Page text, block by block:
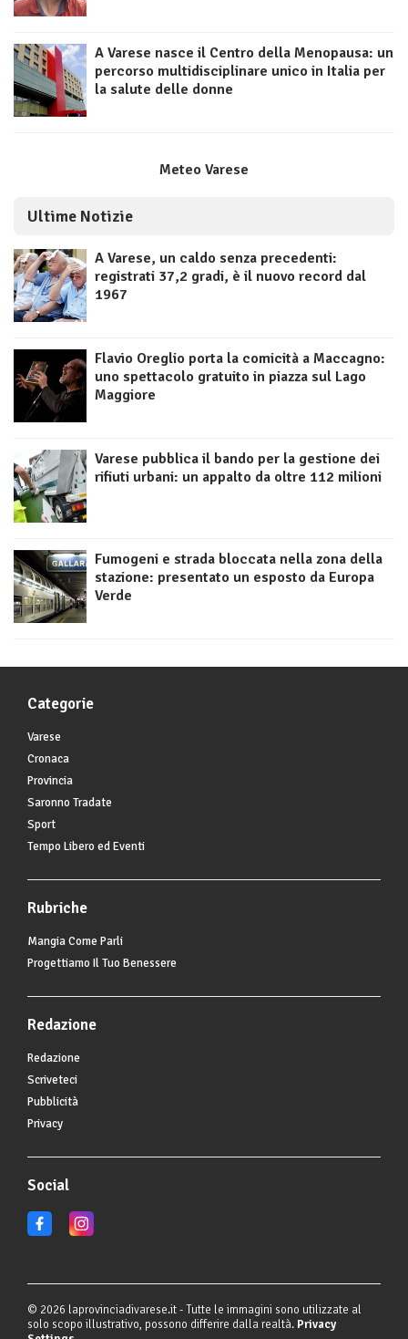
A Varese nasce il Centro della Menopausa: un
percorso multidisciplinare unico in Italia per
la salute delle donne
Meteo Varese
Ultime Notizie
A Varese, un caldo senza precedenti:
registrati 37,2 gradi, è il nuovo record dal
1967
Flavio Oreglio porta la comicità a Maccagno:
uno spettacolo gratuito in piazza sul Lago
Maggiore
Varese pubblica il bando per la gestione dei
rifiuti urbani: un appalto da oltre 112 milioni
Fumogeni e strada bloccata nella zona della
stazione: presentato un esposto da Europa
Verde
Categorie
Varese
Cronaca
Provincia
Saronno Tradate
Sport
Tempo Libero ed Eventi
Rubriche
Mangia Come Parli
Progettiamo Il Tuo Benessere
Redazione
Redazione
Scriveteci
Pubblicità
Privacy
Social
© 2026 laprovinciadivarese.it - Tutte le immagini sono utilizzate al
solo scopo illustrativo, possono differire dalla realtà. Privacy